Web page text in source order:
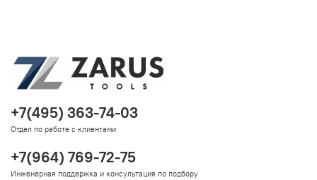
+7(495) 363-74-03
Отдел по работе с клиентами
+7(964) 769-72-75
Инженерная поддержка и консультация по подбору